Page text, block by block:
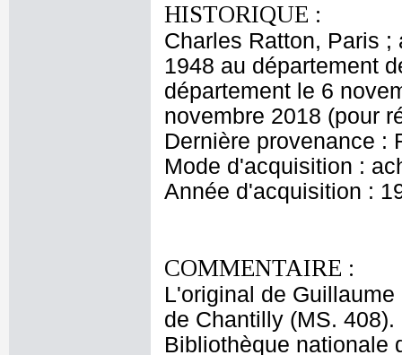
HISTORIQUE :
Charles Ratton, Paris ;
1948 au département
département le 6
novembre 2018 (pour
Dernière provenance :
Mode d'acquisition :
Année d'acquisition :
COMMENTAIRE :
L'original de
de Chantilly (MS.
Bibliothèque nationale